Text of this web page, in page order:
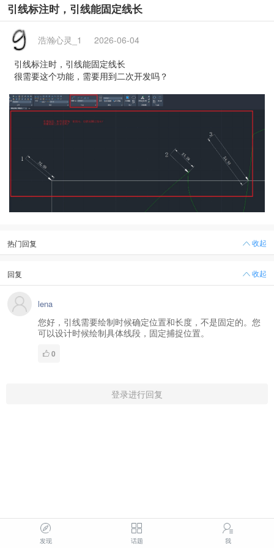
引线标注时，引线能固定线长
浩瀚心灵_1
2026-06-04
引线标注时，引线能固定线长
很需要这个功能，需要用到二次开发吗？
热门回复 收起
回复 收起
lena
您好，引线需要绘制时候确定位置和长度，不是固定的。您
可以设计时候绘制具体线段，固定捕捉位置。
0
登录进行回复
发现 话题 我